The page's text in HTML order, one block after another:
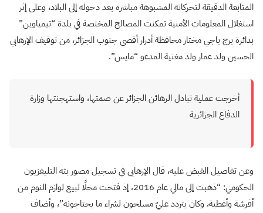
المتابعة الدقيقة لتحركاته المشبوهة مباشرة بعد دخوله إلى البلاد، وعلى إثر
استغلال المعلومات الأمنية تمكنت المصالح المختصة في بلدة “تيمياوين”
بدائرة برج باجي مختار محافظة أدرار أقصى جنوب الجزائر، من توقيف الإرهابي
الحسين ولد عمار ولد مغنية المدعو “مايس”.
أخرجت عملية تبادل الرهائن الجزائر عن صمتها، واستهجنتها وزارة
الدفاع الجزائرية
وعن تفاصيل القبض عليه، قال الإرهابي في تسجيل مصور بثه التليفزيون
الحكومي: “ذهبت إلى مالي عام 2016، إذ فتحت محلًا لبيع لوازم النوم من
أفرشة وأغطية، وكان يتردد عليّ مسلحون لشراء ما يحتاجونه”، وأضاف